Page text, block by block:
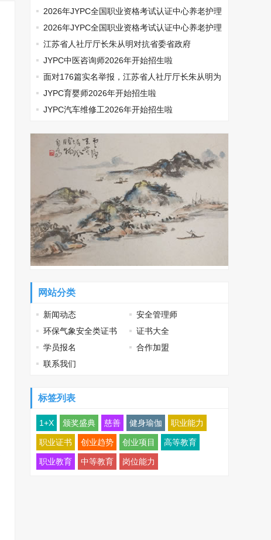
师开始报名啦
2026年JYPC全国职业资格考试认证中心养老护理
师开始报名啦
2026年JYPC全国职业资格考试认证中心养老护理
师开始报名啦
江苏省人社厅厅长朱从明对抗省委省政府
JYPC中医咨询师2026年开始招生啦
面对176篇实名举报，江苏省人社厅厅长朱从明为
何选择沉默
JYPC育婴师2026年开始招生啦
JYPC汽车维修工2026年开始招生啦
网站分类
新闻动态
安全管理师
环保气象安全类证书
证书大全
学员报名
合作加盟
联系我们
标签列表
1+X 颁奖盛典 慈善 健身瑜伽 职业能力
职业证书 创业趋势 创业项目 高等教育
职业教育 中等教育 岗位能力